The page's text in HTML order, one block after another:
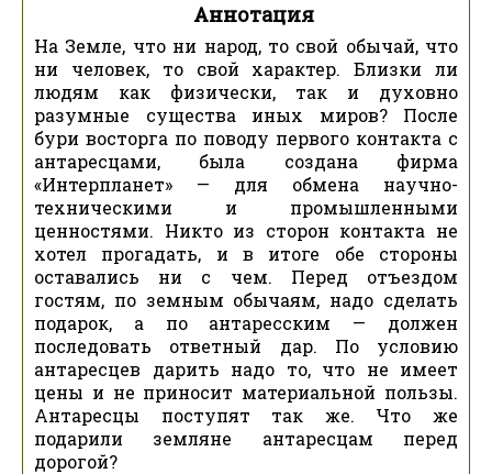
Аннотация
На Земле, что ни народ, то свой обычай, что
ни человек, то свой характер. Близки ли
людям как физически, так и духовно
разумные существа иных миров? После
бури восторга по поводу первого контакта с
антаресцами, была создана фирма
«Интерпланет» — для обмена научно-
техническими и промышленными
ценностями. Никто из сторон контакта не
хотел прогадать, и в итоге обе стороны
оставались ни с чем. Перед отъездом
гостям, по земным обычаям, надо сделать
подарок, а по антаресским — должен
последовать ответный дар. По условию
антаресцев дарить надо то, что не имеет
цены и не приносит материальной пользы.
Антаресцы поступят так же. Что же
подарили земляне антаресцам перед
дорогой?